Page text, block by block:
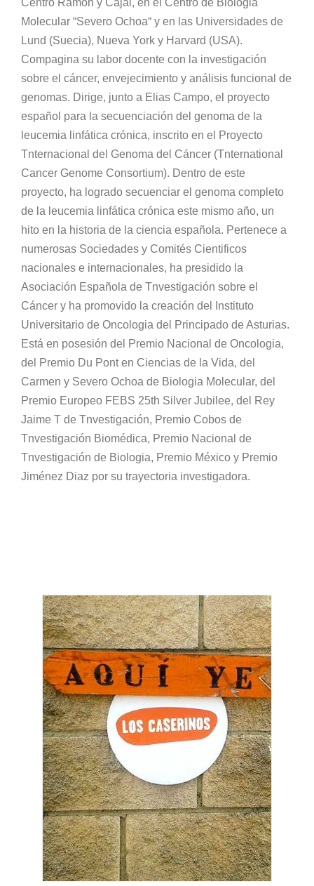
Molecular “Severo Ochoa“ y en las Universidades de
Lund (Suecia), Nueva York y Harvard (USA).
Compagina su labor docente con la investigación
sobre el cáncer, envejecimiento y análisis funcional de
genomas. Dirige, junto a Elias Campo, el proyecto
español para la secuenciación del genoma de la
leucemia linfática crónica, inscrito en el Proyecto
Tnternacional del Genoma del Cáncer (Tnternational
Cancer Genome Consortium). Dentro de este
proyecto, ha logrado secuenciar el genoma completo
de la leucemia linfática crónica este mismo año, un
hito en la historia de la ciencia española. Pertenece a
numerosas Sociedades y Comités Cientificos
nacionales e internacionales, ha presidido la
Asociación Española de Tnvestigación sobre el
Cáncer y ha promovido la creación del Instituto
Universitario de Oncologia del Principado de Asturias.
Está en posesión del Premio Nacional de Oncologia,
del Premio Du Pont en Ciencias de la Vida, del
Carmen y Severo Ochoa de Biologia Molecular, del
Premio Europeo FEBS 25th Silver Jubilee, del Rey
Jaime T de Tnvestigación, Premio Cobos de
Tnvestigación Biomédica, Premio Nacional de
Tnvestigación de Biologia, Premio México y Premio
Jiménez Diaz por su trayectoria investigadora.